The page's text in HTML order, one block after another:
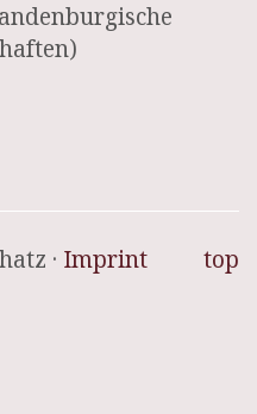
top
· Imprint